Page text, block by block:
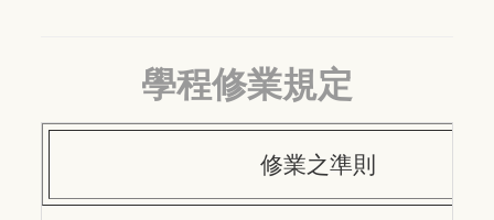
學程修業規定
修業之準則